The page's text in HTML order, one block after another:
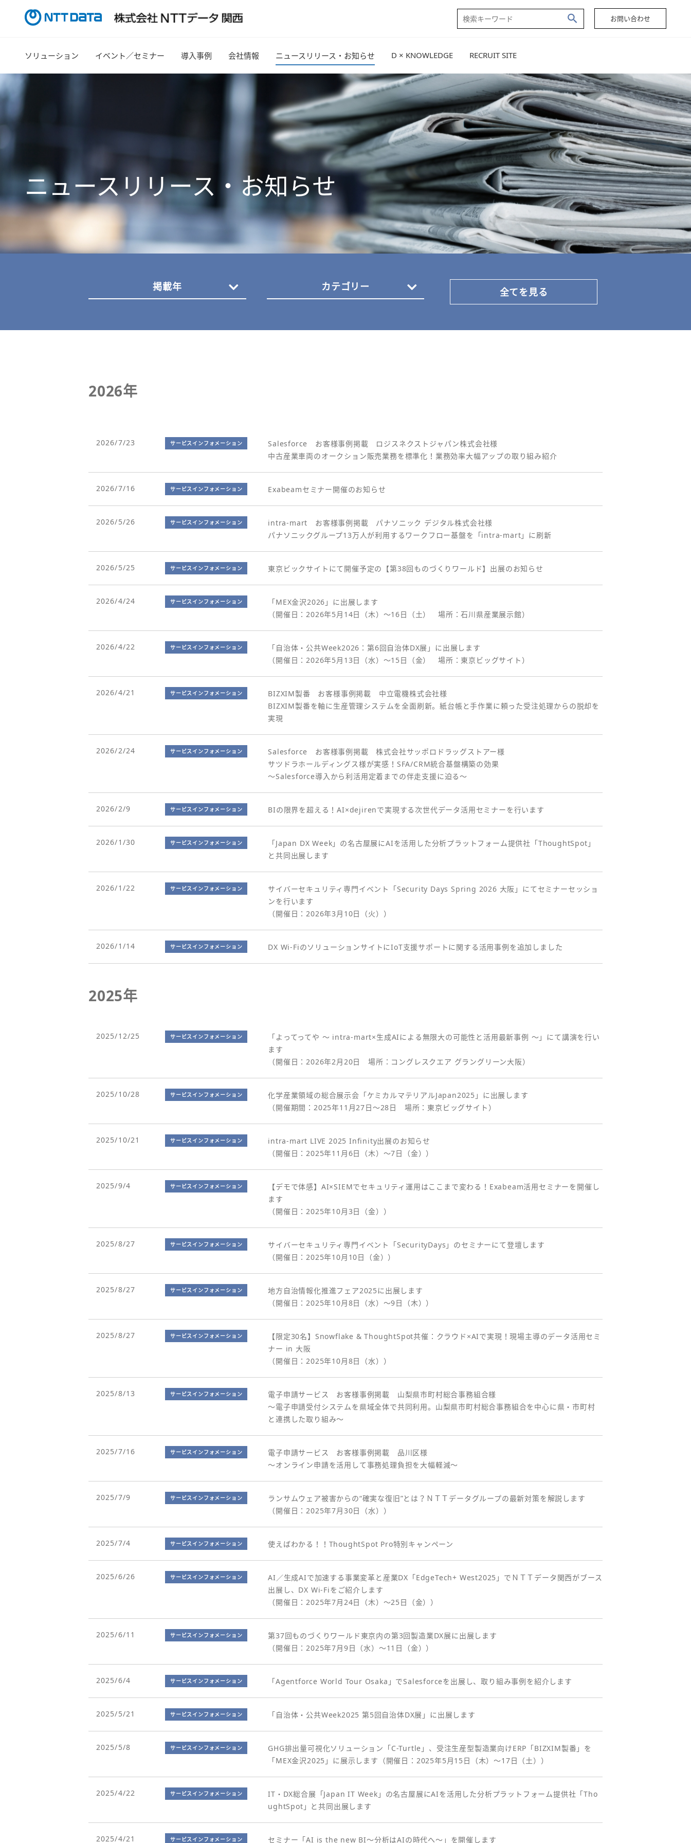
お問い合わせ
ソリューション イベント／セミナー 導入事例 会社情報 ニュースリリース・お知らせ D × KNOWLEDGE RECRUIT SITE
ニュースリリース・お知らせ
掲載年 カテゴリー 全てを見る
2026年
2026/7/23 サービスインフォメーション
Salesforce お客様事例掲載 ロジスネクストジャパン株式会社様
中古産業車両のオークション販売業務を標準化！業務効率大幅アップの取り組み紹介
2026/7/16 サービスインフォメーション Exabeamセミナー開催のお知らせ
2026/5/26 サービスインフォメーション
intra-mart お客様事例掲載 パナソニック デジタル株式会社様
パナソニックグループ13万人が利用するワークフロー基盤を「intra-mart」に刷新
2026/5/25 サービスインフォメーション 東京ビックサイトにて開催予定の【第38回ものづくりワールド】出展のお知らせ
2026/4/24 サービスインフォメーション
「MEX金沢2026」に出展します
（開催日：2026年5月14日（木）～16日（土） 場所：石川県産業展示館）
2026/4/22 サービスインフォメーション
「自治体・公共Week2026：第6回自治体DX展」に出展します
（開催日：2026年5月13日（水）～15日（金） 場所：東京ビッグサイト）
2026/4/21 サービスインフォメーション
BIZXIM製番 お客様事例掲載 中立電機株式会社様
BIZXIM製番を軸に生産管理システムを全面刷新。紙台帳と手作業に頼った受注処理からの脱却を
実現
2026/2/24 サービスインフォメーション
Salesforce お客様事例掲載 株式会社サッポロドラッグストアー様
サツドラホールディングス様が実感！SFA/CRM統合基盤構築の効果
～Salesforce導入から利活用定着までの伴走支援に迫る～
2026/2/9 サービスインフォメーション BIの限界を超える！AI×dejirenで実現する次世代データ活用セミナーを行います
2026/1/30 サービスインフォメーション
「Japan DX Week」の名古屋展にAIを活用した分析プラットフォーム提供社「ThoughtSpot」
と共同出展します
2026/1/22 サービスインフォメーション
サイバーセキュリティ専門イベント「Security Days Spring 2026 大阪」にてセミナーセッショ
ンを行います
（開催日：2026年3月10日（火））
2026/1/14 サービスインフォメーション DX Wi-FiのソリューションサイトにIoT支援サポートに関する活用事例を追加しました
2025年
2025/12/25 サービスインフォメーション
「よってってや ～ intra-mart×生成AIによる無限大の可能性と活用最新事例 ～」にて講演を行い
ます
（開催日：2026年2月20日 場所：コングレスクエア グラングリーン大阪）
2025/10/28 サービスインフォメーション
化学産業領域の総合展示会「ケミカルマテリアルJapan2025」に出展します
（開催期間：2025年11月27日～28日 場所：東京ビッグサイト）
2025/10/21 サービスインフォメーション
intra-mart LIVE 2025 Infinity出展のお知らせ
（開催日：2025年11月6日（木）～7日（金））
2025/9/4 サービスインフォメーション
【デモで体感】AI×SIEMでセキュリティ運用はここまで変わる！Exabeam活用セミナーを開催し
ます
（開催日：2025年10月3日（金））
2025/8/27 サービスインフォメーション
サイバーセキュリティ専門イベント「SecurityDays」のセミナーにて登壇します
（開催日：2025年10月10日（金））
2025/8/27 サービスインフォメーション
地方自治情報化推進フェア2025に出展します
（開催日：2025年10月8日（水）～9日（木））
2025/8/27 サービスインフォメーション
【限定30名】Snowflake & ThoughtSpot共催：クラウド×AIで実現！現場主導のデータ活用セミ
ナー in 大阪
（開催日：2025年10月8日（水））
2025/8/13 サービスインフォメーション
電子申請サービス お客様事例掲載 山梨県市町村総合事務組合様
～電子申請受付システムを県域全体で共同利用。山梨県市町村総合事務組合を中心に県・市町村
と連携した取り組み～
2025/7/16 サービスインフォメーション
電子申請サービス お客様事例掲載 品川区様
～オンライン申請を活用して事務処理負担を大幅軽減～
2025/7/9 サービスインフォメーション
ランサムウェア被害からの“確実な復旧”とは？ＮＴＴデータグループの最新対策を解説します
（開催日：2025年7月30日（水））
2025/7/4 サービスインフォメーション 使えばわかる！！ThoughtSpot Pro特別キャンペーン
2025/6/26 サービスインフォメーション
AI／生成AIで加速する事業変革と産業DX「EdgeTech+ West2025」でＮＴＴデータ関西がブース
出展し、DX Wi-Fiをご紹介します
（開催日：2025年7月24日（木）～25日（金））
2025/6/11 サービスインフォメーション
第37回ものづくりワールド東京内の第3回製造業DX展に出展します
（開催日：2025年7月9日（水）～11日（金））
2025/6/4 サービスインフォメーション 「Agentforce World Tour Osaka」でSalesforceを出展し、取り組み事例を紹介します
2025/5/21 サービスインフォメーション 「自治体・公共Week2025 第5回自治体DX展」に出展します
2025/5/8 サービスインフォメーション
GHG排出量可視化ソリューション「C-Turtle」、受注生産型製造業向けERP「BIZXIM製番」を
「MEX金沢2025」に展示します（開催日：2025年5月15日（木）～17日（土））
2025/4/22 サービスインフォメーション
IT・DX総合展「Japan IT Week」の名古屋展にAIを活用した分析プラットフォーム提供社「Tho
ughtSpot」と共同出展します
2025/4/21 サービスインフォメーション セミナー「AI is the new BI～分析はAIの時代へ～」を開催します